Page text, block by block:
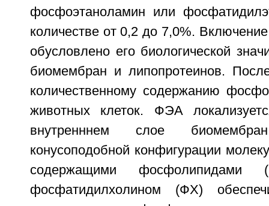
фосфоэтаноламин или
количестве от 0,2 до 7,0%.
обусловлено его биологической
биомембран и липопротеинов.
количественному содержанию
животных клеток. ФЭА
внутренннем слое
конусоподобной конфигурации
содержащими фосфолипидами
фосфатидилхолином (ФХ)